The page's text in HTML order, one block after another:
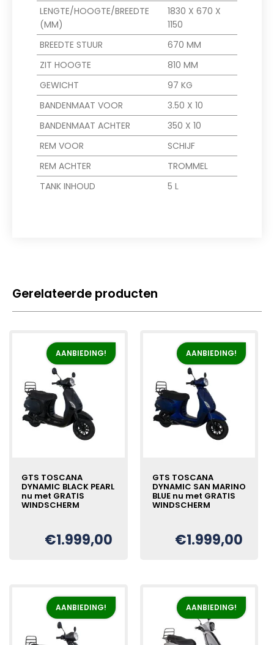
LENGTE/HOOGTE/BREEDTE
(MM)
1830 X 670 X
1150
BREEDTE STUUR
670 MM
ZIT HOOGTE
810 MM
GEWICHT
97 KG
BANDENMAAT VOOR
3.50 X 10
BANDENMAAT ACHTER
350 X 10
REM VOOR
SCHIJF
REM ACHTER
TROMMEL
TANK INHOUD
5 L
Gerelateerde producten
AANBIEDING!
GTS TOSCANA
DYNAMIC BLACK PEARL
nu met GRATIS
WINDSCHERM
Oorspronkelijke
€1.999,00
Huidige
AANBIEDING!
GTS TOSCANA
DYNAMIC SAN MARINO
BLUE nu met GRATIS
WINDSCHERM
Oorspronkelijke
€1.999,00
Huidige
AANBIEDING! AANBIEDING!